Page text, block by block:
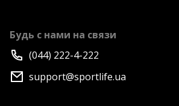
Будь с нами на связи
(044) 222-4-222
support@sportlife.ua